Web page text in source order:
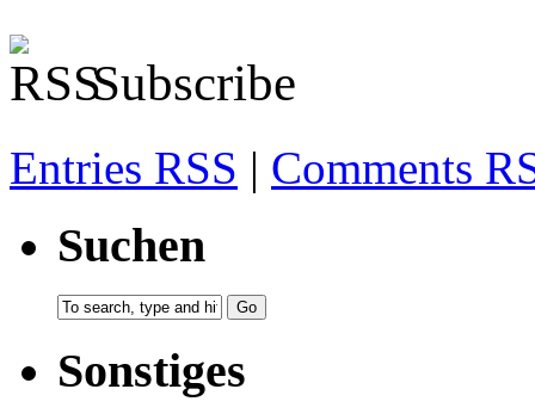
Subscribe
Entries RSS | Comments
Suchen
Sonstiges